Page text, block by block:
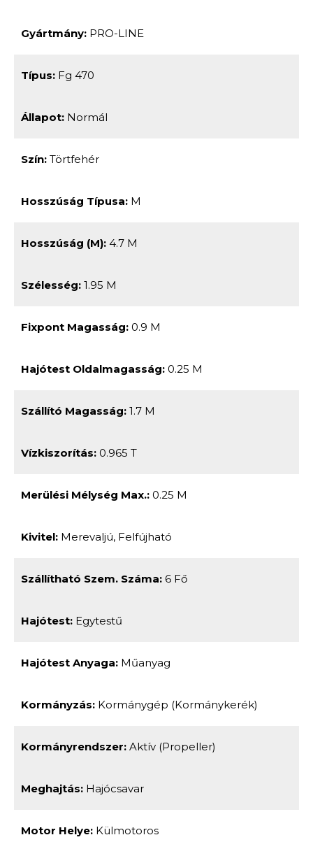
Gyártmány: PRO-LINE
Típus: Fg 470
Állapot: Normál
Szín: Törtfehér
Hosszúság Típusa: M
Hosszúság (m): 4.7 M
Szélesség: 1.95 M
Fixpont Magasság: 0.9 M
Hajótest Oldalmagasság: 0.25 M
Szállító Magasság: 1.7 M
Vízkiszorítás: 0.965 T
Merülési Mélység Max.: 0.25 M
Kivitel: Merevaljú, Felfújható
Szállítható Szem. Száma: 6 Fő
Hajótest: Egytestű
Hajótest Anyaga: Műanyag
Kormányzás: Kormánygép (kormánykerék)
Kormányrendszer: Aktív (propeller)
Meghajtás: Hajócsavar
Motor Helye: Külmotoros